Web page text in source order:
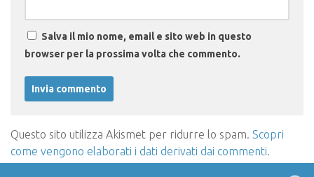
Salva il mio nome, email e sito web in questo
browser per la prossima volta che commento.
Questo sito utilizza Akismet per ridurre lo spam. Scopri
come vengono elaborati i dati derivati dai commenti.